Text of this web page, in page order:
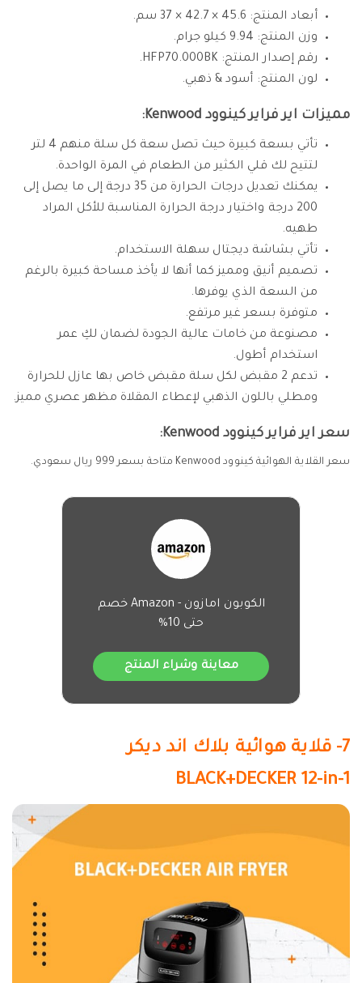
أبعاد المنتج: 45.6 × 42.7 × 37 سم.
وزن المنتج: 9.94 كيلو جرام.
رقم إصدار المنتج: HFP70.000BK.
لون المنتج: أسود & ذهبي.
مميزات اير فراير كينوود Kenwood:
تأتي بسعة كبيرة حيث تصل سعة كل سلة منهم 4 لتر
لتتيح لك قلي الكثير من الطعام في المرة الواحدة.
يمكنك تعديل درجات الحرارة من 35 درجة إلى ما يصل إلى
200 درجة واختيار درجة الحرارة المناسبة للأكل المراد
طهيه.
تأتي بشاشة ديجتال سهلة الاستخدام.
تصميم أنيق ومميز كما أنها لا يأخذ مساحة كبيرة بالرغم
من السعة الذي يوفرها.
متوفرة بسعر غير مرتفع.
مصنوعة من خامات عالية الجودة لضمان لكِ عمر
استخدام أطول.
تدعم 2 مقبض لكل سلة مقبض خاص بها عازل للحرارة
ومطلي باللون الذهبي لإعطاء المقلاة مظهر عصري مميز.
سعر اير فراير كينوود Kenwood:
سعر القلاية الهوائية كينوود Kenwood متاحة بسعر 999 ريال سعودي.
الكوبون امازون - Amazon خصم
حتى 10%
معاينة وشراء المنتج
7- قلاية هوائية بلاك اند ديكر
BLACK+DECKER 12-in-1